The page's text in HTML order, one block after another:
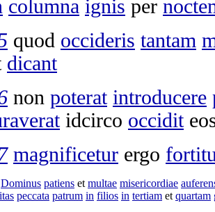
columna ignis per
quod occideris tantam
dicant
non poterat introducere
idcirco occidit
magnificetur ergo
Dominus patiens et multae misericordiae
peccata patrum in filios in tertiam et quartam